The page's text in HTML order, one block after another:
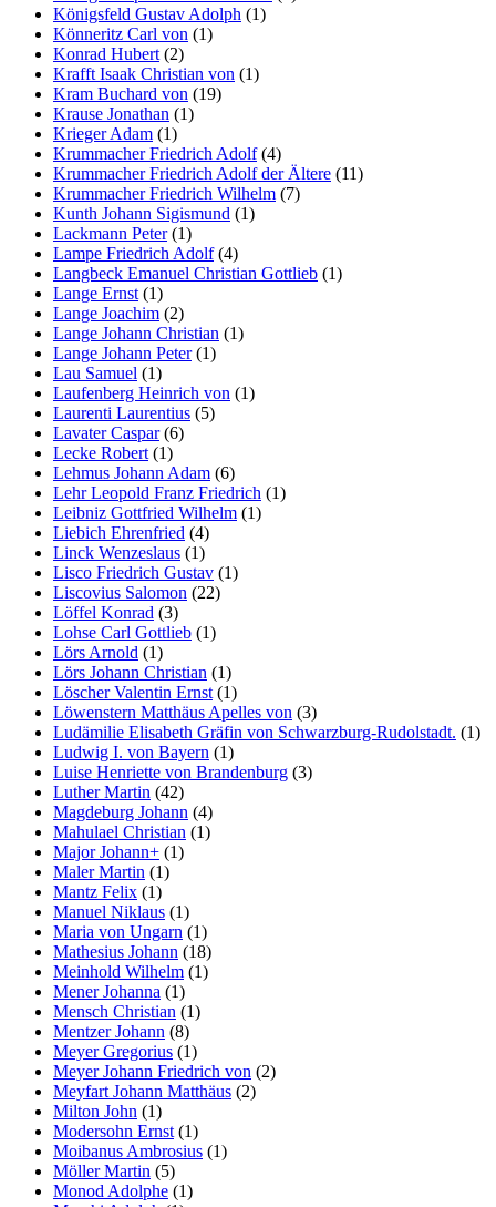
Königsfeld Gustav Adolph (1)
Könneritz Carl von (1)
Konrad Hubert (2)
Krafft Isaak Christian von (1)
Kram Buchard von (19)
Krause Jonathan (1)
Krieger Adam (1)
Krummacher Friedrich Adolf(4)
Krummacher Friedrich Adolf der Ältere (11)
Krummacher Friedrich Wilhelm (7)
Kunth Johann Sigismund (1)
Lackmann Peter(1)
Lampe Friedrich Adolf(4)
Langbeck Emanuel Christian Gottlieb (1)
Lange Ernst (1)
Lange Joachim (2)
Lange Johann Christian (1)
Lange Johann Peter(1)
Lau Samuel (1)
Laufenberg Heinrich von (1)
Laurenti Laurentius (5)
Lavater Caspar(6)
Lecke Robert (1)
Lehmus Johann Adam (6)
Lehr Leopold Franz Friedrich (1)
Leibniz Gottfried Wilhelm (1)
Liebich Ehrenfried (4)
Linck Wenzeslaus (1)
Lisco Friedrich Gustav (1)
Liscovius Salomon (22)
Löffel Konrad (3)
Lohse Carl Gottlieb (1)
Lörs Arnold (1)
Lörs Johann Christian (1)
Löscher Valentin Ernst (1)
Löwenstern Matthäus Apelles von (3)
Ludämilie Elisabeth Gräfin von Schwarzburg-Rudolstadt. (1)
Ludwig I. von Bayern (1)
Luise Henriette von Brandenburg (3)
Luther Martin (42)
Magdeburg Johann (4)
Mahulael Christian (1)
Major Johann+ (1)
Maler Martin (1)
Mantz Felix (1)
Manuel Niklaus (1)
Maria von Ungarn (1)
Mathesius Johann (18)
Meinhold Wilhelm (1)
Mener Johanna (1)
Mensch Christian (1)
Mentzer Johann (8)
Meyer Gregorius (1)
Meyer Johann Friedrich von (2)
Meyfart Johann Matthäus (2)
Milton John (1)
Modersohn Ernst (1)
Moibanus Ambrosius (1)
Möller Martin (5)
Monod Adolphe (1)